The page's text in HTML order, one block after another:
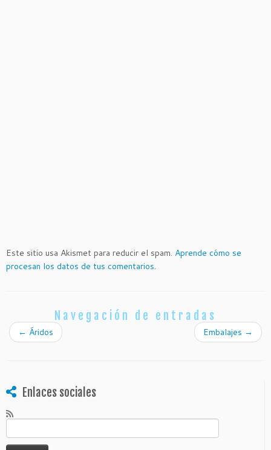
Este sitio usa Akismet para reducir el spam. Aprende cómo se
procesan los datos de tus comentarios.
Navegación de entradas
← Áridos Embalajes →
Enlaces sociales